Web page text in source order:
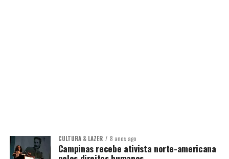
CULTURA & LAZER 8 anos ago
Campinas recebe ativista norte-americana